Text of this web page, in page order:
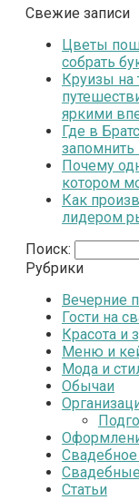
Свежие записи
Цветы
собрать
Круизы на
яркими
Где в
Почему
котором
Как
лидером
Поиск:
Рубрики
Вечерние
Гости на
Красота и
Меню и
Мода и
Обычаи
Статьи